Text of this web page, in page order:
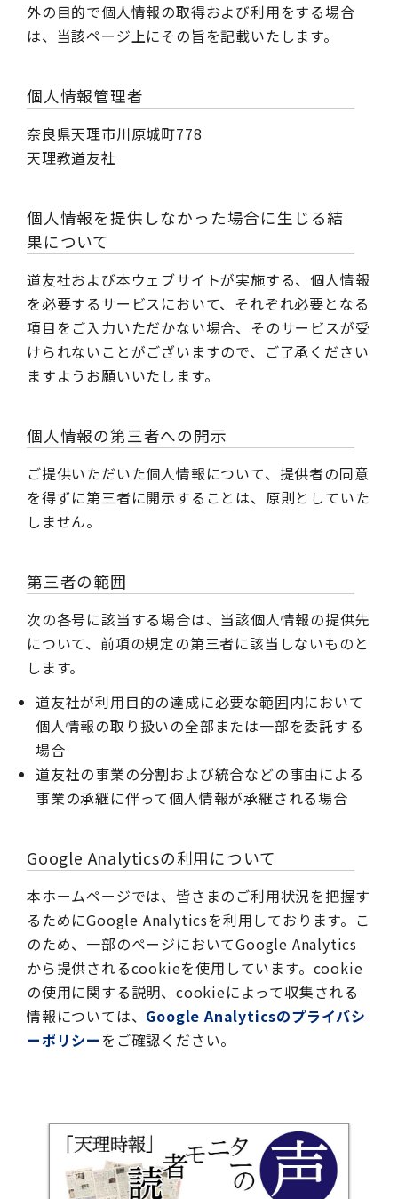
外の目的で個人情報の取得および利用をする場合
は、当該ページ上にその旨を記載いたします。
個人情報管理者
奈良県天理市川原城町778
天理教道友社
個人情報を提供しなかった場合に生じる結
果について
道友社および本ウェブサイトが実施する、個人情報
を必要するサービスにおいて、それぞれ必要となる
項目をご入力いただかない場合、そのサービスが受
けられないことがございますので、ご了承ください
ますようお願いいたします。
個人情報の第三者への開示
ご提供いただいた個人情報について、提供者の同意
を得ずに第三者に開示することは、原則としていた
しません。
第三者の範囲
次の各号に該当する場合は、当該個人情報の提供先
について、前項の規定の第三者に該当しないものと
します。
道友社が利用目的の達成に必要な範囲内において
個人情報の取り扱いの全部または一部を委託する
場合
道友社の事業の分割および統合などの事由による
事業の承継に伴って個人情報が承継される場合
Google Analyticsの利用について
本ホームページでは、皆さまのご利用状況を把握す
るためにGoogle Analyticsを利用しております。こ
のため、一部のページにおいてGoogle Analytics
から提供されるcookieを使用しています。cookie
の使用に関する説明、cookieによって収集される
情報については、 Google Analyticsのプライバシ
ーポリシーをご確認ください。